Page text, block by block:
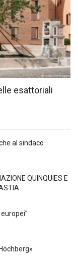
esattoriali
al sindaco
QUINQUIES E